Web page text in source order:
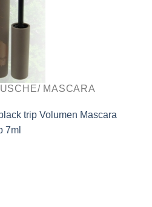
MASCARA
trip Volumen Mascara
7ml